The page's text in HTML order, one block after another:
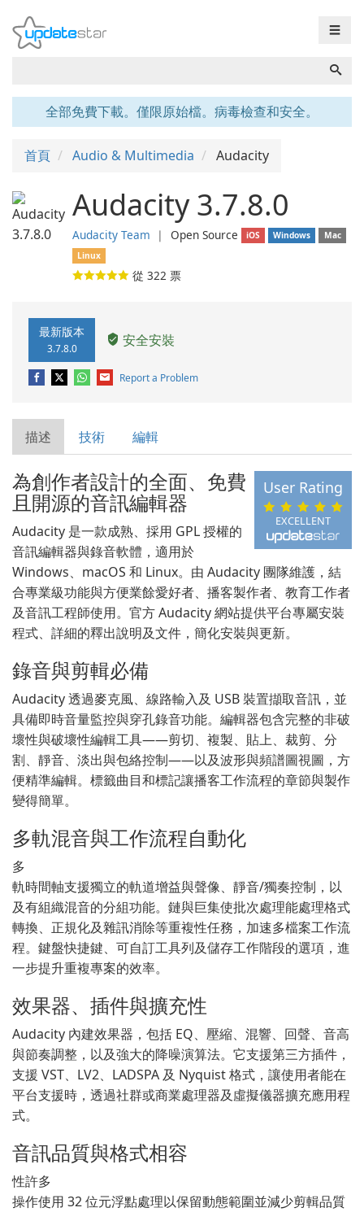
☰
全部免費下載。僅限原始檔。病毒檢查和安全。
首頁 Audio & Multimedia Audacity
Audacity 3.7.8.0
Audacity Team ❘ Open Source iOS Windows
Mac
Linux
從 322 票
最新版本
3.7.8.0 安全安裝
Report a Problem
描述 技術 編輯
EXCELLENT
User Rating
為創作者設計的全面、免費
且開源的音訊編輯器
Audacity 是一款成熟、採用 GPL 授權的
音訊編輯器與錄音軟體，適用於
Windows、macOS 和 Linux。由 Audacity 團隊維護，結
合專業級功能與方便業餘愛好者、播客製作者、教育工作者
及音訊工程師使用。官方 Audacity 網站提供平台專屬安裝
程式、詳細的釋出說明及文件，簡化安裝與更新。
錄音與剪輯必備
Audacity 透過麥克風、線路輸入及 USB 裝置擷取音訊，並
具備即時音量監控與穿孔錄音功能。編輯器包含完整的非破
壞性與破壞性編輯工具——剪切、複製、貼上、裁剪、分
割、靜音、淡出與包絡控制——以及波形與頻譜圖視圖，方
便精準編輯。標籤曲目和標記讓播客工作流程的章節與製作
變得簡單。
多軌混音與工作流程自動化
多
軌時間軸支援獨立的軌道增益與聲像、靜音/獨奏控制，以
及有組織混音的分組功能。鏈與巨集使批次處理能處理格式
轉換、正規化及雜訊消除等重複性任務，加速多檔案工作流
程。鍵盤快捷鍵、可自訂工具列及儲存工作階段的選項，進
一步提升重複專案的效率。
效果器、插件與擴充性
Audacity 內建效果器，包括 EQ、壓縮、混響、回聲、音高
與節奏調整，以及強大的降噪演算法。它支援第三方插件，
支援 VST、LV2、LADSPA 及 Nyquist 格式，讓使用者能在
平台支援時，透過社群或商業處理器及虛擬儀器擴充應用程
式。
音訊品質與格式相容
性許多
操作使用 32 位元浮點處理以保留動態範圍並減少剪輯品質